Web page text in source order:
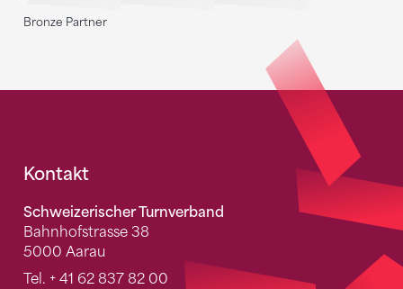
Bronze Partner
Fusszeile
Kontakt
Schweizerischer Turnverband
Bahnhofstrasse 38
5000 Aarau
Tel. + 41 62 837 82 00